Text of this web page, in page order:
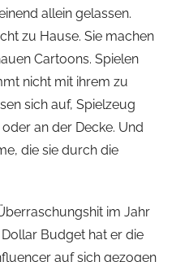
allein gelassen.
zu Hause. Sie machen
Cartoons. Spielen
nicht mit ihrem zu
sich auf, Spielzeug
an der Decke. Und
die sie durch die
im Jahr
Budget hat er die
auf sich gezogen